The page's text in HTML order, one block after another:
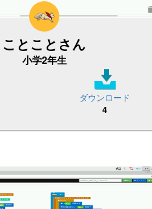
ことことさん
小学2年生
ダウンロード
4